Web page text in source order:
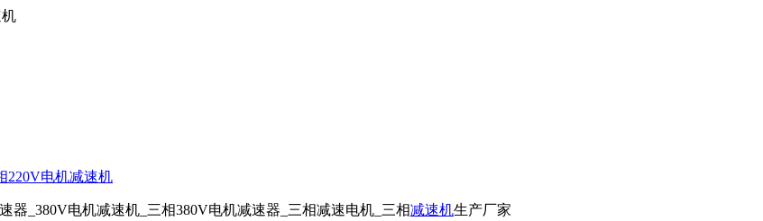
220V电机减速机
器_380V电机减速机_三相380V电机减速器_三相减速电机_三相减速机生产厂家